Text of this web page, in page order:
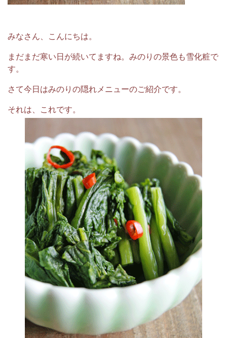
みなさん、こんにちは。
まだまだ寒い日が続いてますね。みのりの景色も雪化粧で
す。
さて今日はみのりの隠れメニューのご紹介です。
それは、これです。